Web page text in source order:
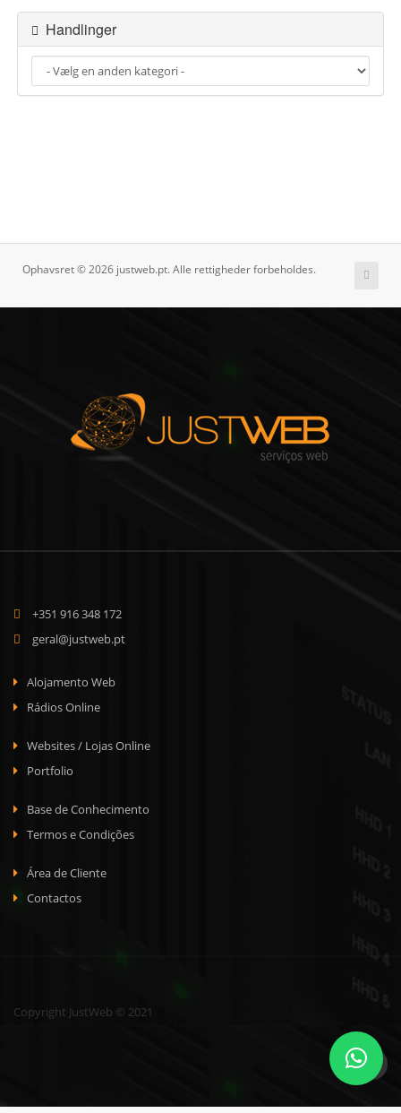
Handlinger
Ophavsret © 2026 justweb.pt. Alle rettigheder forbeholdes.
+351 916 348 172
geral@justweb.pt
Alojamento Web
Rádios Online
Websites / Lojas Online
Portfolio
Base de Conhecimento
Termos e Condições
Área de Cliente
Contactos
Copyright JustWeb © 2021